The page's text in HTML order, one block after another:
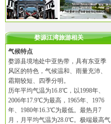
婺源江湾旅游相关
气候特点
婺源县境地处中亚热带，具有东亚季
风区的特色，气候温和、雨量充沛、
霜期较短、四季分明。
历年平均气温为16.8℃，以1998年、
2006年17.9℃为最高，1965年、1976
年、1980年16.3℃为最低。最热月7
月，月平均气温为28.0℃。极端最高气